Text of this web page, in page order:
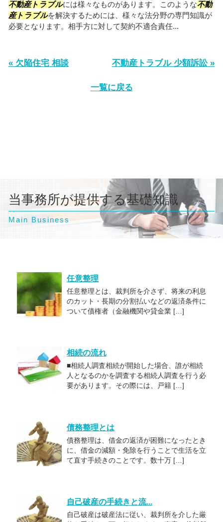
不動産トラブルには様々なものがあります。このような不動
産トラブルを解決するためには、様々な法分野の専門知識が
必要となります。相手方に対して契約不適合責任...
« 欠陥住宅 相談 不動産トラブル 少額訴訟 »
一覧に戻る
当事務所が提供する基礎知識
Main Business
任意整理
任意整理とは、裁判所を介さず、将来の利息
のカット・長期の分割払いなどの返済条件に
ついて債権者（金融機関や貸金業 […]
相続の流れ
■相続人調査相続が開始した場合、誰が相続
人となるのかを調査する相続人調査を行う必
要があります。その際には、戸籍 […]
債務整理とは
債務整理は、借金の返済が困難になったとき
に、借金の減額・免除を行うことで生活を立
て直す手続きのことです。数十万 […]
自己破産の手続きと流...
自己破産は破産法に従い、裁判所を介した厳